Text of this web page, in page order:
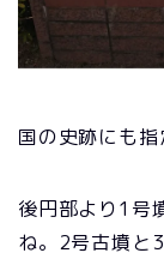
国の史跡にも指
後円部より1号
ね。2号古墳と